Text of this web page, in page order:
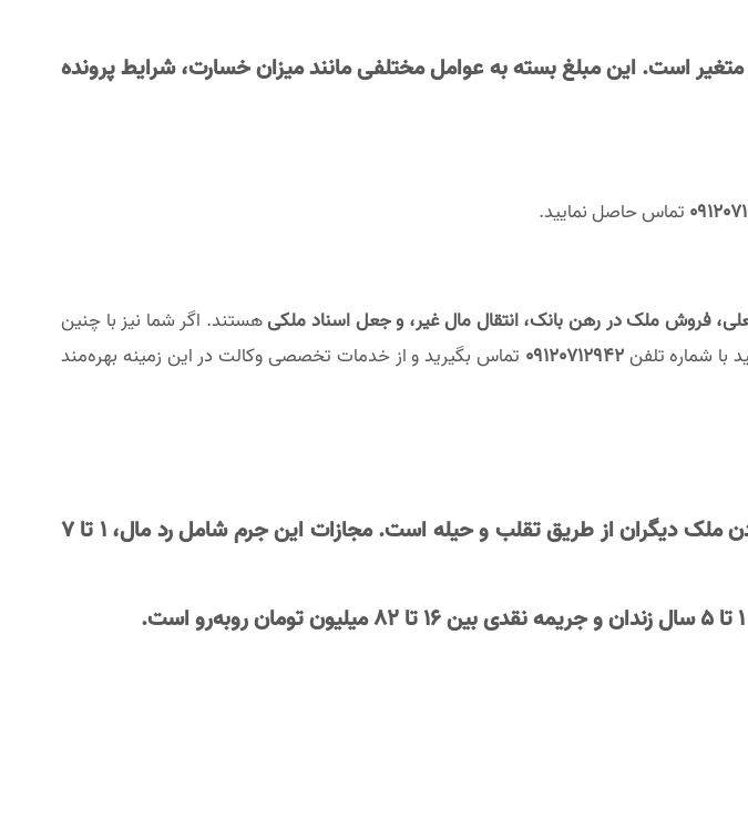
است. این مبلغ بسته به عوامل مختلفی مانند میزان خسارت، شرایط پرونده
تماس حاصل نمایید.
فروش ملک در رهن بانک، انتقال مال غیر، و جعل اسناد ملکیهستند. اگر شما نیز با چنین
با شماره تلفن09120712942 تماس بگیرید و از خدمات تخصصی وکالت در این زمینه بهره‌مند
ملک دیگران از طریق تقلب و حیله است. مجازات این جرم شامل
رد مال، 1 تا 7
1 تا 5 سال زندان و جریمه نقدی بین 16 تا 82 میلیون تومان روبه‌رو است.